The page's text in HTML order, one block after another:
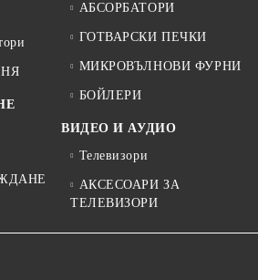
АБСОРБАТОРИ
ГОТВАРСКИ ПЕЧКИ
МИКРОВЪЛНОВИ ФУРНИ
БОЙЛЕРИ
ВИДЕО И АУДИО
Телевизори
АКСЕСОАРИ ЗА
ТЕЛЕВИЗОРИ